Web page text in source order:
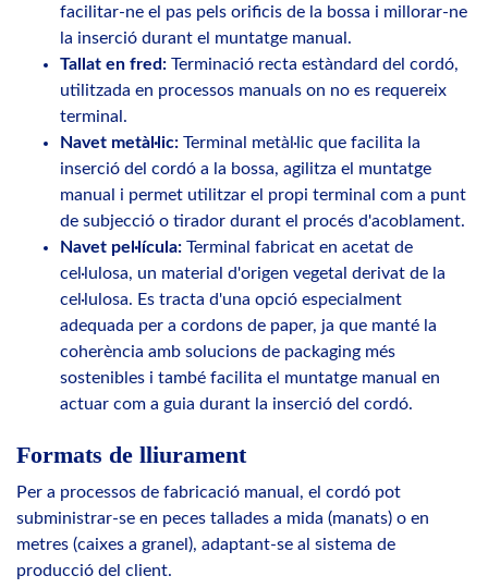
facilitar-ne el pas pels orificis de la bossa i millorar-ne
la inserció durant el muntatge manual.
Tallat en fred: Terminació recta estàndard del cordó,
utilitzada en processos manuals on no es requereix
terminal.
Navet metàl·lic: Terminal metàl·lic que facilita la
inserció del cordó a la bossa, agilitza el muntatge
manual i permet utilitzar el propi terminal com a punt
de subjecció o tirador durant el procés d'acoblament.
Navet pel·lícula: Terminal fabricat en acetat de
cel·lulosa, un material d'origen vegetal derivat de la
cel·lulosa. Es tracta d'una opció especialment
adequada per a cordons de paper, ja que manté la
coherència amb solucions de packaging més
sostenibles i també facilita el muntatge manual en
actuar com a guia durant la inserció del cordó.
Formats de lliurament
Per a processos de fabricació manual, el cordó pot
subministrar-se en peces tallades a mida (manats) o en
metres (caixes a granel), adaptant-se al sistema de
producció del client.